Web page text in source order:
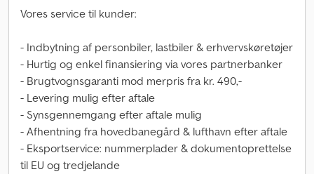
Vores service til kunder:
- Indbytning af personbiler, lastbiler & erhvervskøretøjer
- Hurtig og enkel finansiering via vores partnerbanker
- Brugtvognsgaranti mod merpris fra kr. 490,-
- Levering mulig efter aftale
- Synsgennemgang efter aftale mulig
- Afhentning fra hovedbanegård & lufthavn efter aftale
- Eksportservice: nummerplader & dokumentoprettelse
til EU og tredjelande